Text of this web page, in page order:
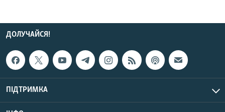
ДОЛУЧАЙСЯ!
ПІДТРИМКА